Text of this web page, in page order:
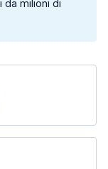
da milioni di